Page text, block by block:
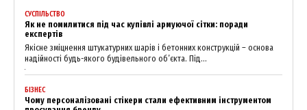
Magazine PRO
СУСПІЛЬСТВО
Як не помилитися під час купівлі армуючої сітки: поради
експертів
Якісне зміцнення штукатурних шарів і бетонних конструкцій – основа
надійності будь-якого будівельного об’єкта. Під...
БІЗНЕС
Чому персоналізовані стікери стали ефективним інструментом